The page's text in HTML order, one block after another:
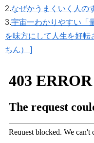
2.なぜかうまくいく人の
3.宇宙一わかりやすい「
を味方にして人生を好
ちん） ]